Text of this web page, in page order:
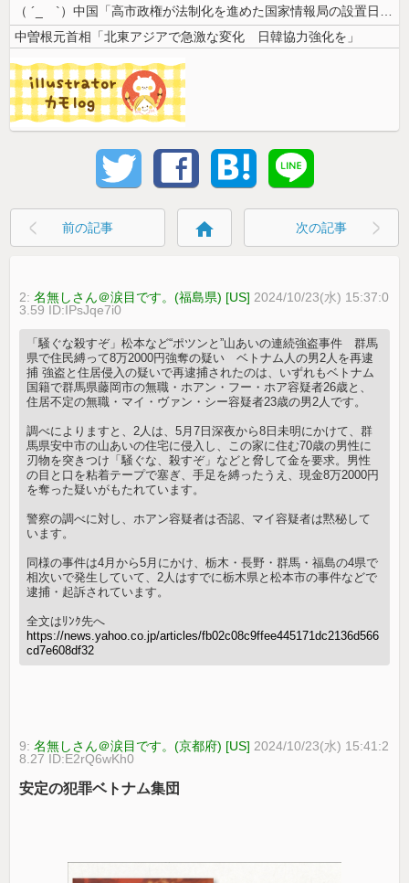
（ ´_ゝ`）中国「高市政権が法制化を進めた国家情報局の設置日が7月3...
中曽根元首相「北東アジアで急激な変化 日韓協力強化を」
前の記事 home 次の記事
2:名無しさん＠涙目です。(福島県) [US] 2024/10/23(水) 15:37:0
3.59 ID:IPsJqe7i0
「騒ぐな殺すぞ」松本など“ポツンと”山あいの連続強盗事件 群馬
県で住民縛って8万2000円強奪の疑い ベトナム人の男2人を再逮
捕 強盗と住居侵入の疑いで再逮捕されたのは、いずれもベトナム
国籍で群馬県藤岡市の無職・ホアン・フー・ホア容疑者26歳と、
住居不定の無職・マイ・ヴァン・シー容疑者23歳の男2人です。
調べによりますと、2人は、5月7日深夜から8日未明にかけて、群
馬県安中市の山あいの住宅に侵入し、この家に住む70歳の男性に
刃物を突きつけ「騒ぐな、殺すぞ」などと脅して金を要求。男性
の目と口を粘着テープで塞ぎ、手足を縛ったうえ、現金8万2000円
を奪った疑いがもたれています。
警察の調べに対し、ホアン容疑者は否認、マイ容疑者は黙秘して
います。
同様の事件は4月から5月にかけ、栃木・長野・群馬・福島の4県で
相次いで発生していて、2人はすでに栃木県と松本市の事件などで
逮捕・起訴されています。
全文はﾘﾝｸ先へ
https://news.yahoo.co.jp/articles/fb02c08c9ffee445171dc2136d566
cd7e608df32
9:名無しさん＠涙目です。(京都府) [US] 2024/10/23(水) 15:41:2
8.27 ID:E2rQ6wKh0
安定の犯罪ベトナム集団